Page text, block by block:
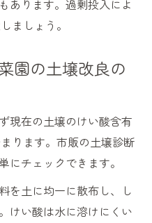
あります。過剰投入によ
ましょう。
園の土壌改良の
現在の土壌のけい酸含有
ります。市販の土壌診断
にチェックできます。
を土に均一に散布し、し
けい酸は水に溶けにくい